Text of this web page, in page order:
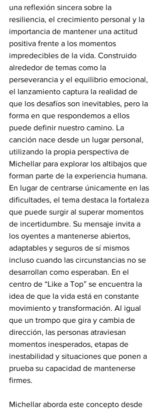
una reflexión sincera sobre la
resiliencia, el crecimiento personal y la
importancia de mantener una actitud
positiva frente a los momentos
impredecibles de la vida. Construido
alrededor de temas como la
perseverancia y el equilibrio emocional,
el lanzamiento captura la realidad de
que los desafíos son inevitables, pero la
forma en que respondemos a ellos
puede definir nuestro camino. La
canción nace desde un lugar personal,
utilizando la propia perspectiva de
Michellar para explorar los altibajos que
forman parte de la experiencia humana.
En lugar de centrarse únicamente en las
dificultades, el tema destaca la fortaleza
que puede surgir al superar momentos
de incertidumbre. Su mensaje invita a
los oyentes a mantenerse abiertos,
adaptables y seguros de sí mismos
incluso cuando las circunstancias no se
desarrollan como esperaban. En el
centro de “Like a Top” se encuentra la
idea de que la vida está en constante
movimiento y transformación. Al igual
que un trompo que gira y cambia de
dirección, las personas atraviesan
momentos inesperados, etapas de
inestabilidad y situaciones que ponen a
prueba su capacidad de mantenerse
firmes.
Michellar aborda este concepto desde